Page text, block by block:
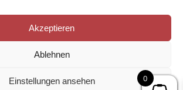
Akzeptieren
Ablehnen
Einstellungen ansehen 0